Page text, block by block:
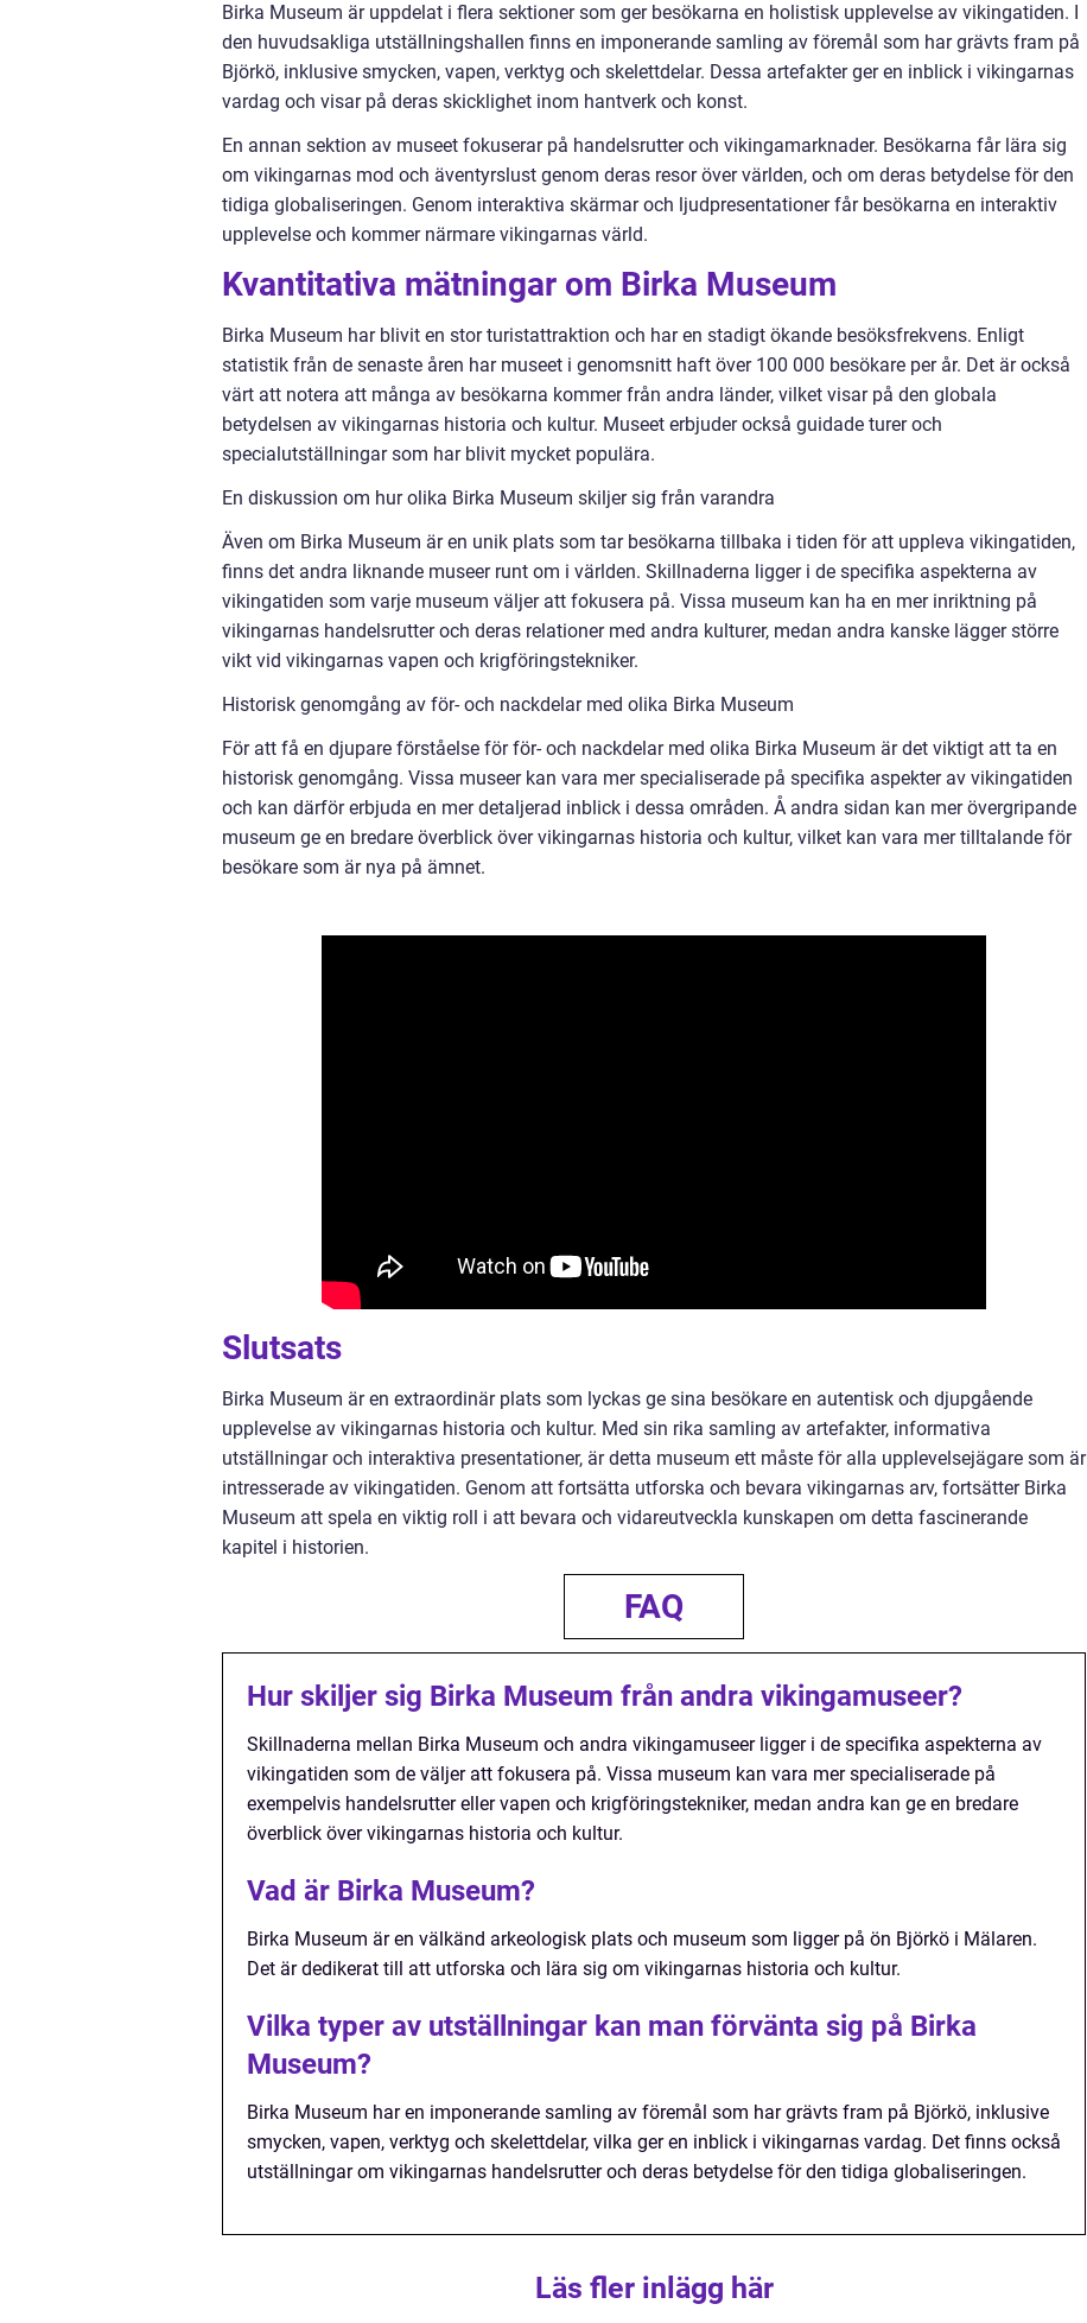
Birka Museum är uppdelat i flera sektioner som ger besökarna en holistisk upplevelse av vikingatiden. I
den huvudsakliga utställningshallen finns en imponerande samling av föremål som har grävts fram på
Björkö, inklusive smycken, vapen, verktyg och skelettdelar. Dessa artefakter ger en inblick i vikingarnas
vardag och visar på deras skicklighet inom hantverk och konst.
En annan sektion av museet fokuserar på handelsrutter och vikingamarknader. Besökarna får lära sig
om vikingarnas mod och äventyrslust genom deras resor över världen, och om deras betydelse för den
tidiga globaliseringen. Genom interaktiva skärmar och ljudpresentationer får besökarna en interaktiv
upplevelse och kommer närmare vikingarnas värld.
Kvantitativa mätningar om Birka Museum
Birka Museum har blivit en stor turistattraktion och har en stadigt ökande besöksfrekvens. Enligt
statistik från de senaste åren har museet i genomsnitt haft över 100 000 besökare per år. Det är också
värt att notera att många av besökarna kommer från andra länder, vilket visar på den globala
betydelsen av vikingarnas historia och kultur. Museet erbjuder också guidade turer och
specialutställningar som har blivit mycket populära.
En diskussion om hur olika Birka Museum skiljer sig från varandra
Även om Birka Museum är en unik plats som tar besökarna tillbaka i tiden för att uppleva vikingatiden,
finns det andra liknande museer runt om i världen. Skillnaderna ligger i de specifika aspekterna av
vikingatiden som varje museum väljer att fokusera på. Vissa museum kan ha en mer inriktning på
vikingarnas handelsrutter och deras relationer med andra kulturer, medan andra kanske lägger större
vikt vid vikingarnas vapen och krigföringstekniker.
Historisk genomgång av för- och nackdelar med olika Birka Museum
För att få en djupare förståelse för för- och nackdelar med olika Birka Museum är det viktigt att ta en
historisk genomgång. Vissa museer kan vara mer specialiserade på specifika aspekter av vikingatiden
och kan därför erbjuda en mer detaljerad inblick i dessa områden. Å andra sidan kan mer övergripande
museum ge en bredare överblick över vikingarnas historia och kultur, vilket kan vara mer tilltalande för
besökare som är nya på ämnet.
Slutsats
Birka Museum är en extraordinär plats som lyckas ge sina besökare en autentisk och djupgående
upplevelse av vikingarnas historia och kultur. Med sin rika samling av artefakter, informativa
utställningar och interaktiva presentationer, är detta museum ett måste för alla upplevelsejägare som är
intresserade av vikingatiden. Genom att fortsätta utforska och bevara vikingarnas arv, fortsätter Birka
Museum att spela en viktig roll i att bevara och vidareutveckla kunskapen om detta fascinerande
kapitel i historien.
FAQ
Hur skiljer sig Birka Museum från andra vikingamuseer?
Skillnaderna mellan Birka Museum och andra vikingamuseer ligger i de specifika aspekterna av
vikingatiden som de väljer att fokusera på. Vissa museum kan vara mer specialiserade på
exempelvis handelsrutter eller vapen och krigföringstekniker, medan andra kan ge en bredare
överblick över vikingarnas historia och kultur.
Vad är Birka Museum?
Birka Museum är en välkänd arkeologisk plats och museum som ligger på ön Björkö i Mälaren.
Det är dedikerat till att utforska och lära sig om vikingarnas historia och kultur.
Vilka typer av utställningar kan man förvänta sig på Birka
Museum?
Birka Museum har en imponerande samling av föremål som har grävts fram på Björkö, inklusive
smycken, vapen, verktyg och skelettdelar, vilka ger en inblick i vikingarnas vardag. Det finns också
utställningar om vikingarnas handelsrutter och deras betydelse för den tidiga globaliseringen.
Läs fler inlägg här